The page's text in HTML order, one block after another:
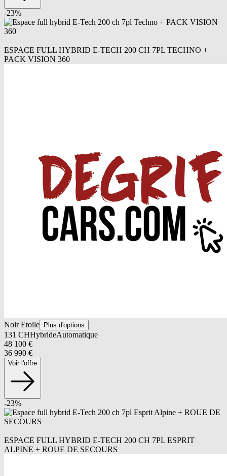
-23%
ESPACE FULL HYBRID E-TECH 200 CH 7PL TECHNO +
PACK VISION 360
Noir Etoile Plus d'options
131 CHHybrideAutomatique
48 100 €
36 990 €
Voir l'offre
-23%
ESPACE FULL HYBRID E-TECH 200 CH 7PL ESPRIT
ALPINE + ROUE DE SECOURS